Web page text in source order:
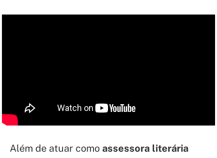
Além de atuar como assessora literária